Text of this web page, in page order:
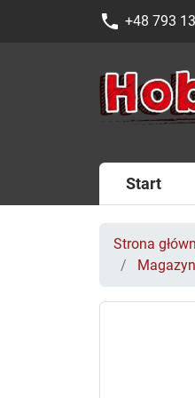
phone +48 793
Start
Strona